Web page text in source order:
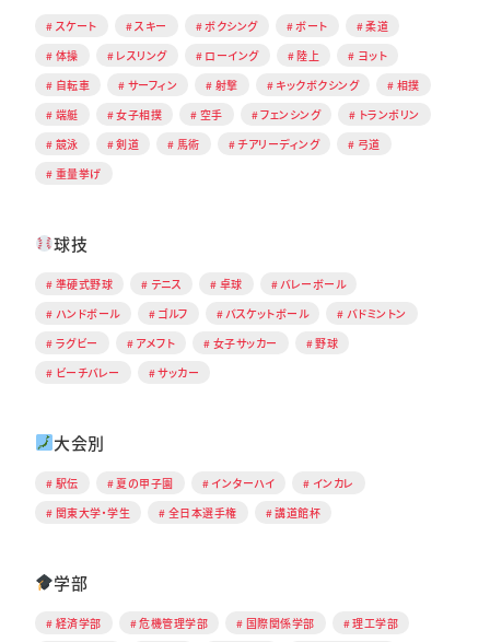
スケート スキー ボクシング ボート
柔道
体操
レスリング ローイング 陸上
ヨット
自転車
サーフィン 射撃 キックボクシング
相撲
端艇
女子相撲 空手 フェンシング
トランポリン
競泳
剣道 馬術 チアリーディング
弓道
重量挙げ
球技
準硬式野球 テニス 卓球
バレーボール
ハンドボール
ゴルフ バスケットボール
バドミントン
ラグビー
アメフト 女子サッカー
野球
ビーチバレー
サッカー
大会別
駅伝 夏の甲子園 インターハイ
インカレ
関東大学・学生
全日本選手権 講道館杯
学部
経済学部 危機管理学部 国際関係学部
理工学部